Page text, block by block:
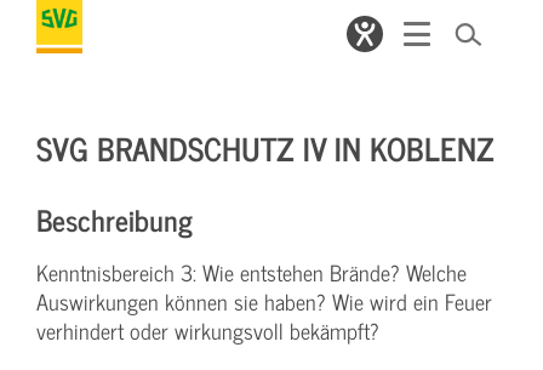
SVG BRANDSCHUTZ IV IN KOBLENZ
Beschreibung
Kenntnisbereich 3: Wie entstehen Brände? Welche
Auswirkungen können sie haben? Wie wird ein Feuer
verhindert oder wirkungsvoll bekämpft?